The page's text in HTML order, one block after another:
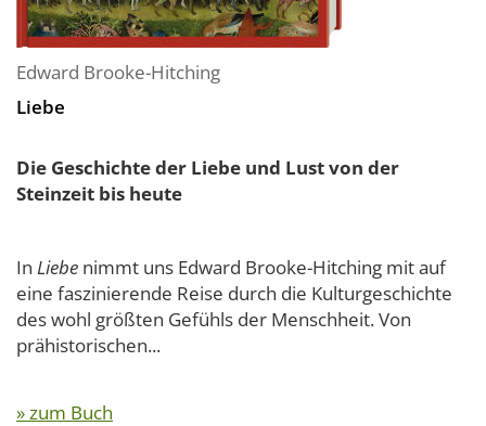
Edward Brooke-Hitching
Liebe
Die Geschichte der Liebe und Lust von der
Steinzeit bis heute
In Liebe nimmt uns Edward Brooke-Hitching mit auf
eine faszinierende Reise durch die Kulturgeschichte
des wohl größten Gefühls der Menschheit. Von
prähistorischen...
» zum Buch